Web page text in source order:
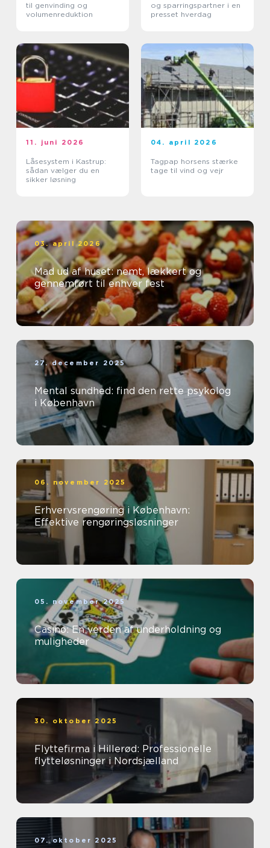
til genvinding og
volumenreduktion
og sparringspartner i en
presset hverdag
11. juni 2026
Låsesystem i Kastrup:
sådan vælger du en
sikker løsning
04. april 2026
Tagpap horsens stærke
tage til vind og vejr
03. april 2026
Mad ud af huset: nemt, lækkert og
gennemført til enhver fest
27. december 2025
Mental sundhed: find den rette psykolog
i København
06. november 2025
Erhvervsrengøring i København:
Effektive rengøringsløsninger
05. november 2025
Casino: En verden af underholdning og
muligheder
30. oktober 2025
Flyttefirma i Hillerød: Professionelle
flytteløsninger i Nordsjælland
07. oktober 2025